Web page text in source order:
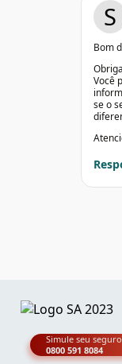
S
Bom
Você
se o
Simule seu
0800 591 8084